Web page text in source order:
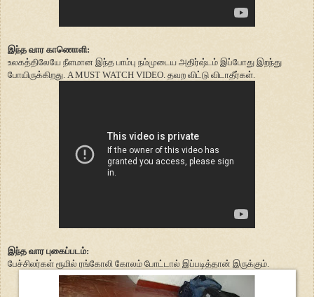
இந்த வார காணொளி:
உலகத்திலேயே நீளமான இந்த பாம்பு நம்முடைய அதிர்ஷ்டம் இப்போது இறந்து
போயிருக்கிறது. A MUST WATCH VIDEO. தவற விட்டு விடாதீர்கள்.
இந்த வார புகைப்படம்:
பேச்சிலர்கள் ரூமில் ரங்கோலி கோலம் போட்டால் இப்படித்தான் இருக்கும்.